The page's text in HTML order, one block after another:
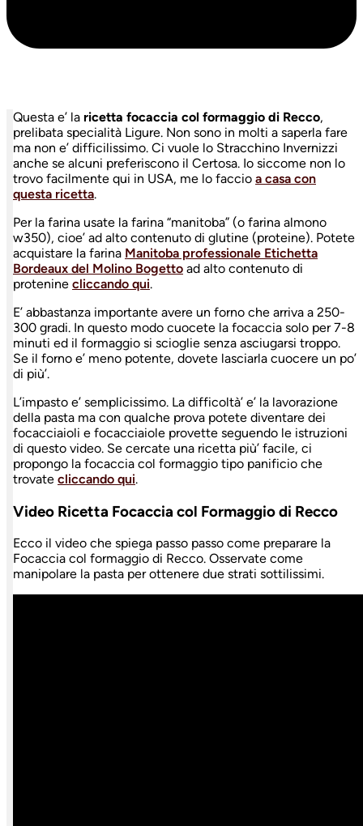
Questa e’ la ricetta focaccia col formaggio di Recco,
prelibata specialità Ligure. Non sono in molti a saperla fare
ma non e’ difficilissimo. Ci vuole lo Stracchino Invernizzi
anche se alcuni preferiscono il Certosa. Io siccome non lo
trovo facilmente qui in USA, me lo faccio a casa con
questa ricetta.
Per la farina usate la farina “manitoba” (o farina almono
w350), cioe’ ad alto contenuto di glutine (proteine). Potete
acquistare la farina Manitoba professionale Etichetta
Bordeaux del Molino Bogetto ad alto contenuto di
protenine cliccando qui.
E’ abbastanza importante avere un forno che arriva a 250-
300 gradi. In questo modo cuocete la focaccia solo per 7-8
minuti ed il formaggio si scioglie senza asciugarsi troppo.
Se il forno e’ meno potente, dovete lasciarla cuocere un po’
di più’.
L’impasto e’ semplicissimo. La difficoltà’ e’ la lavorazione
della pasta ma con qualche prova potete diventare dei
focacciaioli e focacciaiole provette seguendo le istruzioni
di questo video. Se cercate una ricetta più’ facile, ci
propongo la focaccia col formaggio tipo panificio che
trovate cliccando qui.
Video Ricetta Focaccia col Formaggio di Recco
Ecco il video che spiega passo passo come preparare la
Focaccia col formaggio di Recco. Osservate come
manipolare la pasta per ottenere due strati sottilissimi.